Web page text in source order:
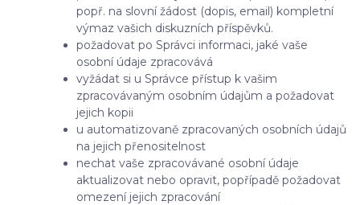
popř. na slovní žádost (dopis, email) kompletní
výmaz vašich diskuzních příspěvků.
požadovat po Správci informaci, jaké vaše
osobní údaje zpracovává
vyžádat si u Správce přístup k vašim
zpracovávaným osobním údajům a požadovat
jejich kopii
u automatizovaně zpracovaných osobních údajů
na jejich přenositelnost
nechat vaše zpracovávané osobní údaje
aktualizovat nebo opravit, popřípadě požadovat
omezení jejich zpracování